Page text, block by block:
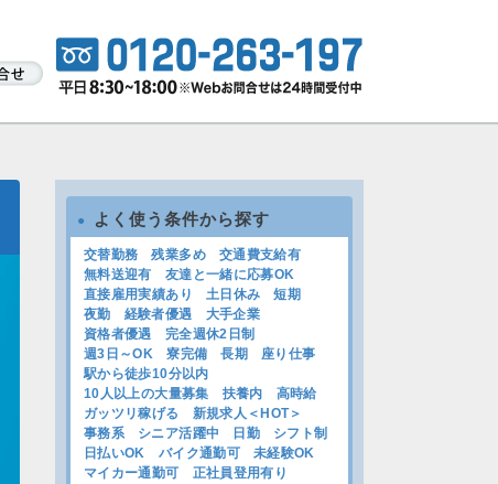
● よく使う条件から探す
交替勤務 残業多め
交通費支給有
無料送迎有
友達と一緒に応募OK
直接雇用実績あり
土日休み
短期
夜勤
経験者優遇
大手企業
資格者優遇
完全週休2日制
週3日～OK
寮完備 長期
座り仕事
駅から徒歩10分以内
10人以上の大量募集
扶養内
高時給
ガッツリ稼げる
新規求人＜HOT＞
事務系
シニア活躍中 日勤
シフト制
日払いOK
バイク通勤可
未経験OK
マイカー通勤可
正社員登用有り